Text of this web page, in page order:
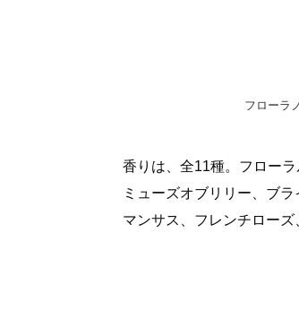
フローラ
香りは、全11種。フロー
ミューズオブリリー、ブ
マンサス、フレンチローズ